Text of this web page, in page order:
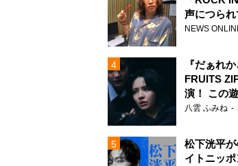
声につら
NEWS
『だぁれ
FRUITS
演！ この
せん。
八雲 ふみね
松下洸平
イトニッ